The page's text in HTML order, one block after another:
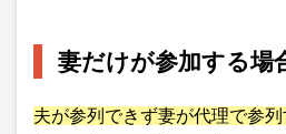
妻だけが参加する場
夫が参列できず妻が代理で参